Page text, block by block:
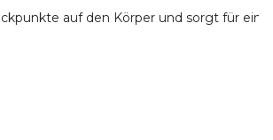
auf den Körper und sorgt für